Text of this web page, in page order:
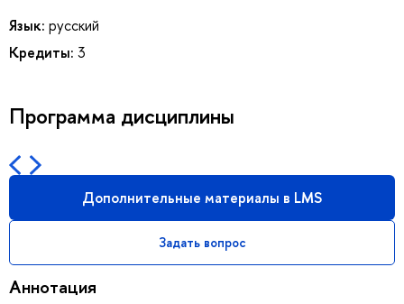
Язык: русский
Кредиты: 3
Программа дисциплины
Дополнительные материалы в LMS
Задать вопрос
Аннотация